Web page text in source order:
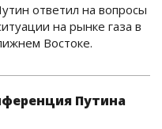
ответил на вопросы
на рынке газа в
Востоке.
Путина